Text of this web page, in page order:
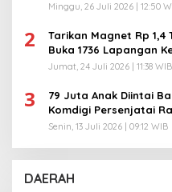
Minggu, 26 Juli 2026 | 12:50
2
Tarikan Magnet Rp 1,4
Buka 1736 Lapangan
Jumat, 24 Juli 2026 | 11:38 WIB
3
79 Juta Anak Diintai
Komdigi Persenjatai
Senin, 13 Juli 2026 | 09:12 WIB
DAERAH